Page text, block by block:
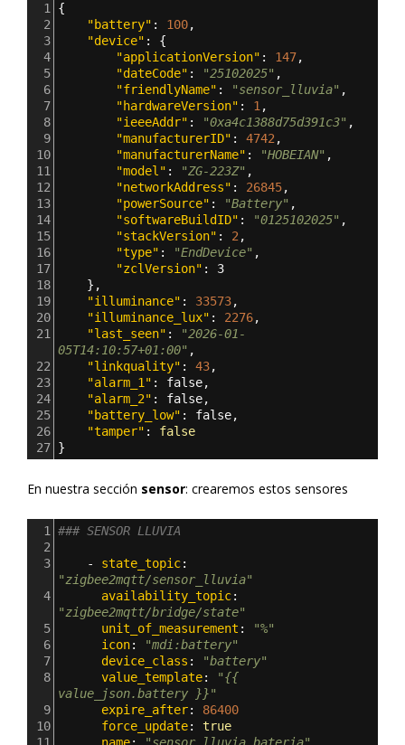
1
{
2
"battery" : 100,
3
"device" : {
4
"applicationVersion" : 147,
5
"dateCode" : "25102025" ,
6
"friendlyName" : "sensor_lluvia" ,
7
"hardwareVersion" : 1 ,
8
"ieeeAddr" : "0xa4c1388d75d391c3" ,
9
"manufacturerID" : 4742 ,
10
"manufacturerName" : "HOBEIAN" ,
11
"model" : "ZG-223Z" ,
12
"networkAddress" : 26845,
13
"powerSource" : "Battery" ,
14
"softwareBuildID" : "0125102025" ,
15
"stackVersion" : 2 ,
16
"type" : "EndDevice" ,
17
"zclVersion" : 3
18
},
19
"illuminance" : 33573,
20
"illuminance_lux" : 2276,
21
"last_seen" :
"2026-01-
05T14:10:57+01:00" ,
22
"linkquality" : 43,
23
"alarm_1" : false,
24
"alarm_2" : false,
25
"battery_low" : false,
26
"tamper" : false
27 }
En nuestra sección sensor: crearemos estos sensores
1
### SENSOR LLUVIA
2
3
- state_topic
"zigbee2mqtt/sensor_lluvia"
4
availability_topic
"zigbee2mqtt/bridge/state"
5
unit_of_measurement :
"%"
6
icon:
"mdi:battery"
7
device_class :
"battery"
8
value_template:
"{{
value_json.battery }}"
9
expire_after: 86400
10
force_update: true
11
name: "sensor_lluvia_bateria"